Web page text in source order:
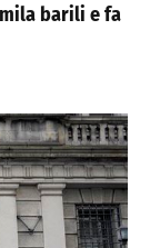
barili e fa